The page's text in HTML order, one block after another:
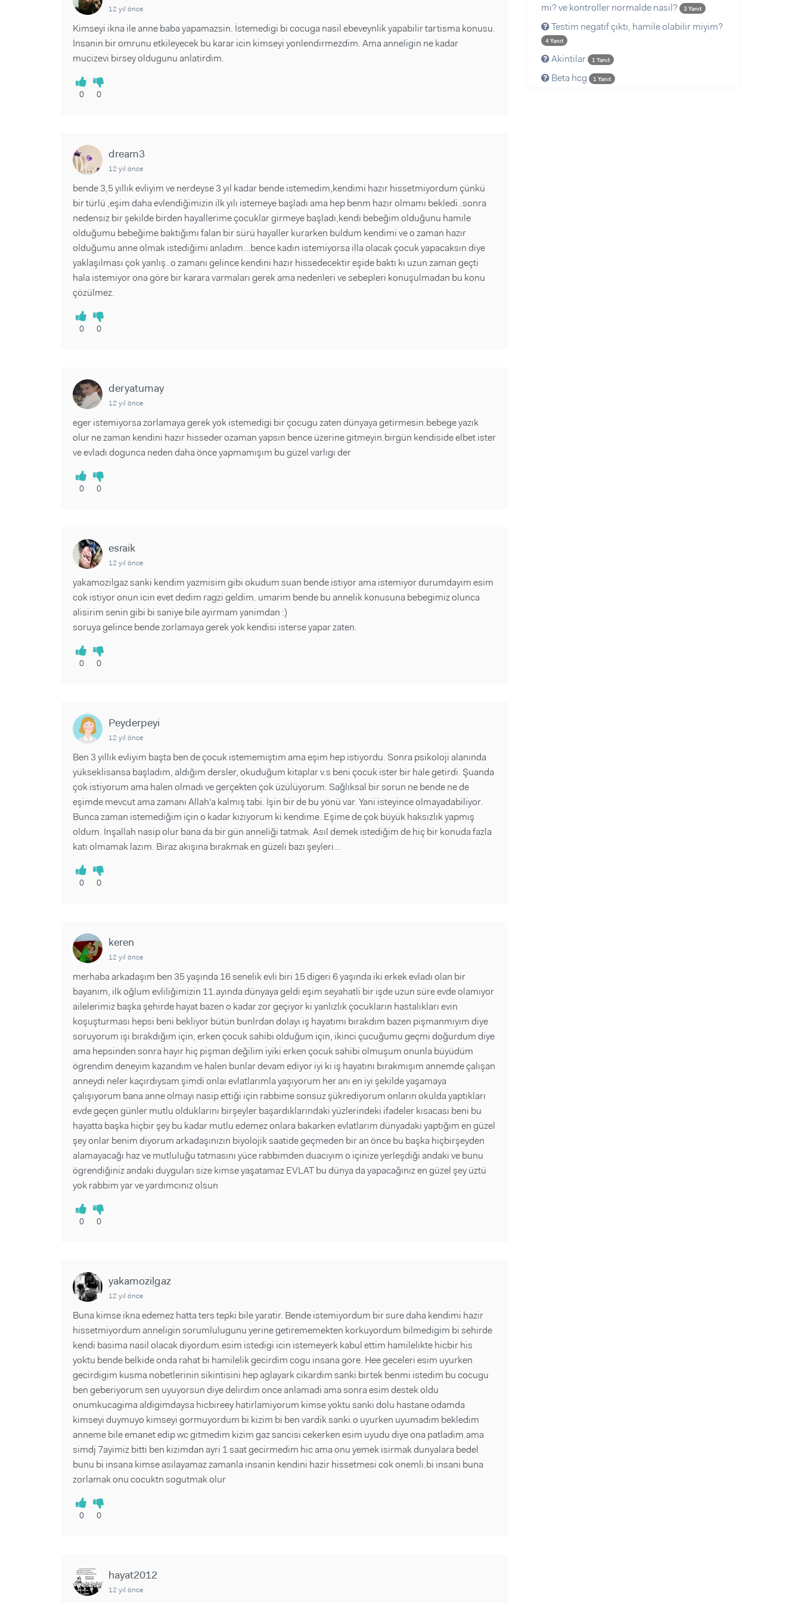
12 yıl önce
Kimseyi ikna ile anne baba yapamazsin. İstemedigi bi cocuga nasil ebeveynlik yapabilir tartisma konusu.
İnsanin bir omrunu etkileyecek bu karar icin kimseyi yonlendirmezdim. Ama anneligin ne kadar
mucizevi birsey oldugunu anlatirdim.
0 0
dream3
12 yıl önce
bende 3,5 yıllık evliyim ve nerdeyse 3 yıl kadar bende istemedim,kendimi hazır hissetmiyordum çünkü
bir türlü ,eşim daha evlendiğimizin ilk yılı istemeye başladı ama hep benm hazır olmamı bekledi..sonra
nedensiz bir şekilde birden hayallerime çocuklar girmeye başladı,kendi bebeğim olduğunu hamile
olduğumu bebeğime baktığımı falan bir sürü hayaller kurarken buldum kendimi ve o zaman hazır
olduğumu anne olmak istediğimi anladım...bence kadın istemiyorsa illa olacak çocuk yapacaksın diye
yaklaşılması çok yanlış..o zamanı gelince kendini hazır hissedecektir eşide baktı kı uzun zaman geçti
hala istemiyor ona göre bir karara varmaları gerek ama nedenleri ve sebepleri konuşulmadan bu konu
çözülmez.
0 0
deryatumay
12 yıl önce
eger istemiyorsa zorlamaya gerek yok istemedigi bir çocugu zaten dünyaya getirmesin.bebege yazık
olur ne zaman kendini hazır hisseder ozaman yapsın bence üzerine gitmeyin.birgün kendiside elbet ister
ve evladı dogunca neden daha önce yapmamışım bu güzel varlıgı der
0 0
esraik
12 yıl önce
yakamozilgaz sanki kendim yazmisim gibi okudum suan bende istiyor ama istemiyor durumdayim esim
cok istiyor onun icin evet dedim ragzi geldim. umarim bende bu annelik konusuna bebegimiz olunca
alisirim senin gibi bi saniye bile ayirmam yanimdan :)
soruya gelince bende zorlamaya gerek yok kendisi isterse yapar zaten.
0 0
Peyderpeyi
12 yıl önce
Ben 3 yıllık evliyim başta ben de çocuk istememiştim ama eşim hep istiyordu. Sonra psikoloji alanında
yükseklisansa başladım, aldığım dersler, okuduğum kitaplar v.s beni çocuk ister bir hale getirdi. Şuanda
çok istiyorum ama halen olmadı ve gerçekten çok üzülüyorum. Sağlıksal bir sorun ne bende ne de
eşimde mevcut ama zamanı Allah'a kalmış tabi. İşin bir de bu yönü var. Yani isteyince olmayadabiliyor.
Bunca zaman istemediğim için o kadar kızıyorum ki kendime. Eşime de çok büyük haksızlık yapmış
oldum. İnşallah nasip olur bana da bir gün anneliği tatmak. Asıl demek istediğim de hiç bir konuda fazla
katı olmamak lazım. Biraz akışına bırakmak en güzeli bazı şeyleri...
0 0
keren
12 yıl önce
merhaba arkadaşım ben 35 yaşında 16 senelik evli biri 15 digeri 6 yaşında iki erkek evladı olan bir
bayanım, ilk oğlum evliliğimizin 11.ayında dünyaya geldi eşim seyahatli bir işde uzun süre evde olamıyor
ailelerimiz başka şehirde hayat bazen o kadar zor geçiyor ki yanlızlık çocukların hastalıkları evin
koşuşturması hepsi beni bekliyor bütün bunlrdan dolayı iş hayatımı bırakdım bazen pişmanmıyım diye
soruyorum işi bırakdığım için, erken çocuk sahibi olduğum için, ikinci çucuğumu geçmi doğurdum diye
ama hepsinden sonra hayır hiç pişman değilim iyiki erken çocuk sahibi olmuşum onunla büyüdüm
ögrendim deneyim kazandım ve halen bunlar devam ediyor iyi ki iş hayatını bırakmışım annemde çalışan
anneydi neler kaçırdıysam şimdi onlaı evlatlarımla yaşıyorum her anı en iyi şekilde yaşamaya
çalışıyorum bana anne olmayı nasip ettiği için rabbime sonsuz şükrediyorum onların okulda yaptıkları
evde geçen günler mutlu olduklarını birşeyler başardıklarındaki yüzlerindeki ifadeler kısacası beni bu
hayatta başka hiçbir şey bu kadar mutlu edemez onlara bakarken evlatlarım dünyadaki yaptığım en güzel
şey onlar benim diyorum arkadaşınızın biyolojik saatide geçmeden bir an önce bu başka hiçbirşeyden
alamayacağı haz ve mutluluğu tatmasını yüce rabbimden duacıyım o içinize yerleşdiği andaki ve bunu
ögrendiğiniz andaki duyguları size kimse yaşatamaz EVLAT bu dünya da yapacağınız en güzel şey üztü
yok rabbim yar ve yardımcınız olsun
0 0
yakamozilgaz
12 yıl önce
Buna kimse ikna edemez hatta ters tepki bile yaratir. Bende istemiyordum bir sure daha kendimi hazir
hissetmiyordum anneligin sorumlulugunu yerine getirememekten korkuyordum bilmedigim bi sehirde
kendi basima nasil olacak diyordum.esim istedigi icin istemeyerk kabul ettim hamilelikte hicbir his
yoktu bende belkide onda rahat bi hamilelik gecirdim cogu insana gore. Hee geceleri esim uyurken
gecirdigim kusma nobetlerinin sikintisini hep aglayark cikardim sanki birtek benmi istedim bu cocugu
ben geberiyorum sen uyuyorsun diye delirdim once anlamadi ama sonra esim destek oldu
onumkucagima aldigimdaysa hicbireey hatirlamiyorum kimse yoktu sanki dolu hastane odamda
kimseyi duymuyo kimseyi gormuyordum bi kizim bi ben vardik sanki.o uyurken uyumadim bekledim
anneme bile emanet edip wc gitmedim kizim gaz sancisi cekerken esim uyudu diye ona patladim.ama
simdj 7ayimiz bitti ben kizimdan ayri 1 saat gecirmedim hic ama onu yemek isirmak dunyalara bedel
bunu bi insana kimse asilayamaz zamanla insanin kendini hazir hissetmesi cok onemli.bi insani buna
zorlamak onu cocuktn sogutmak olur
0 0
hayat2012
12 yıl önce
mi? ve kontroller normalde nasil?
3 Yanıt
Testim negatif çıktı, hamile olabilir miyim?
4 Yanıt
Akintilar 1 Yanıt
Beta hcg 1 Yanıt